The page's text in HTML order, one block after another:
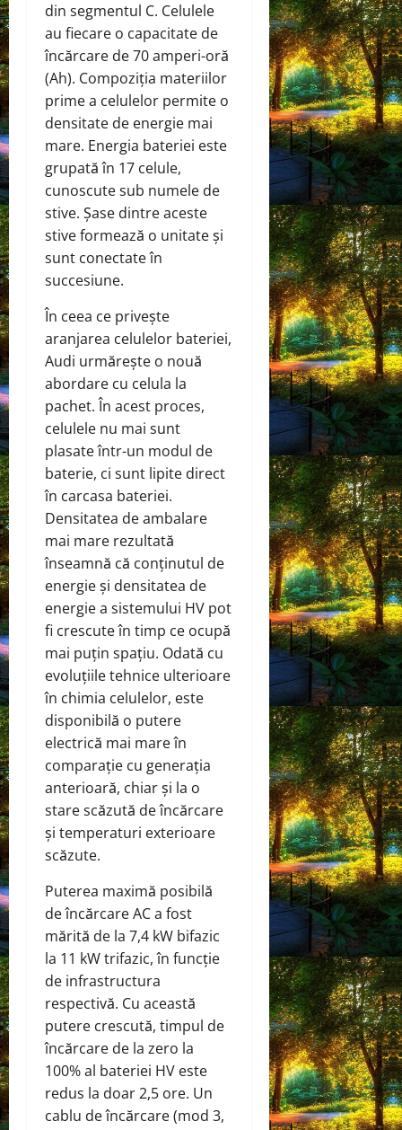
din segmentul C. Celulele
au fiecare o capacitate de
încărcare de 70 amperi-oră
(Ah). Compoziția materiilor
prime a celulelor permite o
densitate de energie mai
mare. Energia bateriei este
grupată în 17 celule,
cunoscute sub numele de
stive. Șase dintre aceste
stive formează o unitate și
sunt conectate în
succesiune.
În ceea ce privește
aranjarea celulelor bateriei,
Audi urmărește o nouă
abordare cu celula la
pachet. În acest proces,
celulele nu mai sunt
plasate într-un modul de
baterie, ci sunt lipite direct
în carcasa bateriei.
Densitatea de ambalare
mai mare rezultată
înseamnă că conținutul de
energie și densitatea de
energie a sistemului HV pot
fi crescute în timp ce ocupă
mai puțin spațiu. Odată cu
evoluțiile tehnice ulterioare
în chimia celulelor, este
disponibilă o putere
electrică mai mare în
comparație cu generația
anterioară, chiar și la o
stare scăzută de încărcare
și temperaturi exterioare
scăzute.
Puterea maximă posibilă
de încărcare AC a fost
mărită de la 7,4 kW bifazic
la 11 kW trifazic, în funcție
de infrastructura
respectivă. Cu această
putere crescută, timpul de
încărcare de la zero la
100% al bateriei HV este
redus la doar 2,5 ore. Un
cablu de încărcare (mod 3,